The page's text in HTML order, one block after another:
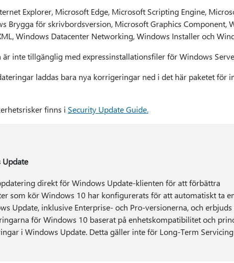
Explorer, Microsoft Edge, Microsoft Scripting Engine,
Brygga för skrivbordsversion, Microsoft Graphics Component,
Windows Datacenter Networking, Windows Installer och
är inte tillgänglig med expressinstallationsfiler för Windows
laddas bara nya korrigeringar ned i det här paketet för
finns i Security Update Guide.
direkt för Windows Update-klienten för att förbättra
som kör Windows 10 har konfigurerats för att automatiskt ta
Update, inklusive Enterprise- och Pro-versionerna, och erbjuds
för Windows 10 baserat på enhetskompatibilitet och
i Windows Update. Detta gäller inte för Long-Term